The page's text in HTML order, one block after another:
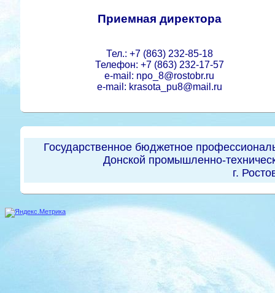
Приемная директора
Тел.: +7 (863) 232-85-18
Телефон: +7 (863) 232-17-57
e-mail: npo_8@rostobr.ru
e-mail: krasota_pu8@mail.ru
Государственное бюджетное
Донской промышленно-
г.